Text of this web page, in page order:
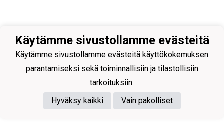
Käytämme sivustollamme evästeitä
Käytämme sivustollamme evästeitä käyttökokemuksen
parantamiseksi sekä toiminnallisiin ja tilastollisiin
tarkoituksiin.
Hyväksy kaikki
Vain pakolliset